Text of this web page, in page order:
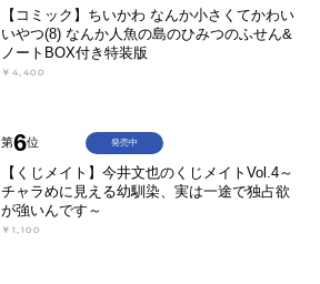
【コミック】ちいかわ なんか小さくてかわい
いやつ(8) なんか人魚の島のひみつのふせん&
ノートBOX付き特装版
￥4,400
第6位
【くじメイト】今井文也のくじメイトVol.4～
チャラめに見える幼馴染、実は一途で独占欲
が強いんです～
￥1,100
発売中